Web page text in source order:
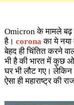
Omicron के मामले बढ़
है। coronaका ये नया
बेहद ही चिंतित करने
भी है की भारत में कुछ
घर भी लौट गए। लेकिन
ऐसा ही महाराष्ट्र की